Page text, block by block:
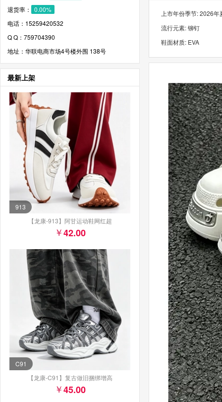
退货率：
0.00%
电话：15259420532
Q Q：759704390
地址：华联电商市场4号楼外围 138号
最新上架
913
【龙康-913】阿甘运动鞋网红超
42.00
C91
【龙康-C91】复古做旧捆绑增高
45.00
上市年份季节: 2026年
流行元素: 铆钉
鞋面材质: EVA